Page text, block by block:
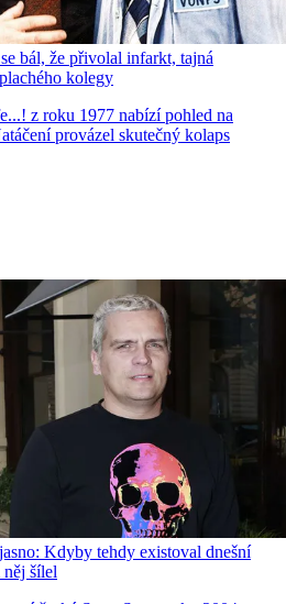
bál, že přivolal infarkt, tajná
kolegy
z roku 1977 nabízí pohled na
provázel skutečný kolaps
Kdyby tehdy existoval dnešní
šílel